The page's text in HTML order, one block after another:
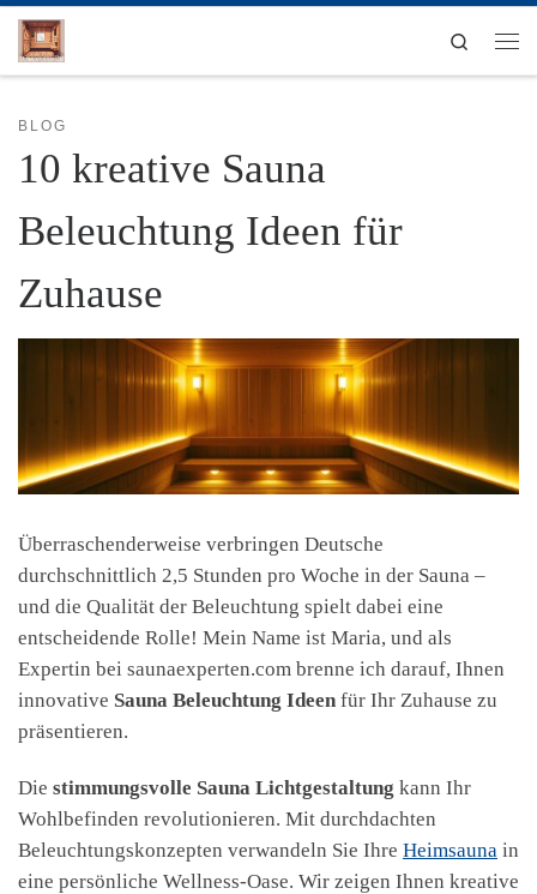
Zum Inhalt springen
Search
BLOG
10 kreative Sauna
Beleuchtung Ideen für
Zuhause
Überraschenderweise verbringen Deutsche
durchschnittlich 2,5 Stunden pro Woche in der Sauna –
und die Qualität der Beleuchtung spielt dabei eine
entscheidende Rolle! Mein Name ist Maria, und als
Expertin bei saunaexperten.com brenne ich darauf, Ihnen
innovative Sauna Beleuchtung Ideen für Ihr Zuhause zu
präsentieren.
Die stimmungsvolle Sauna Lichtgestaltung kann Ihr
Wohlbefinden revolutionieren. Mit durchdachten
Beleuchtungskonzepten verwandeln Sie Ihre Heimsauna in
eine persönliche Wellness-Oase. Wir zeigen Ihnen kreative